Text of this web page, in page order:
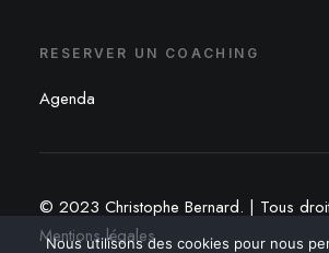
RESERVER UN COACHING
Agenda
© 2023 Christophe Bernard. | Tous
Mentions légales
Nous utilisons des cookies pour nous